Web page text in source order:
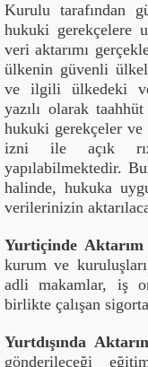
Kurulu tarafından
hukuki gerekçelere
veri aktarımı
ülkenin güvenli
ve ilgili ülkedeki
yazılı olarak
hukuki gerekçeler
izni ile açık
yapılabilmektedir.
halinde, hukuka
verilerinizin
Yurtiçinde
kurum ve
adli makamlar, iş
birlikte çalışan
Yurtdışında
gönderileceği